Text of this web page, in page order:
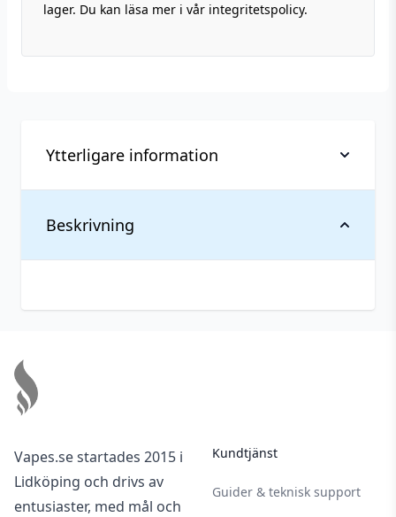
lager. Du kan läsa mer i vår integritetspolicy.
Beskrivning
Ytterligare information
Vikt
Material
Glas
Vapes.se startades 2015 i
Lidköping och drivs av
entusiaster, med mål och
Kundtjänst
Guider & teknisk support